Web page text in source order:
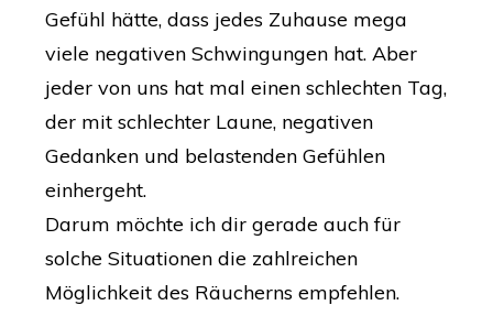
Gefühl hätte, dass jedes Zuhause mega
viele negativen Schwingungen hat. Aber
jeder von uns hat mal einen schlechten Tag,
der mit schlechter Laune, negativen
Gedanken und belastenden Gefühlen
einhergeht.
Darum möchte ich dir gerade auch für
solche Situationen die zahlreichen
Möglichkeit des Räucherns empfehlen.